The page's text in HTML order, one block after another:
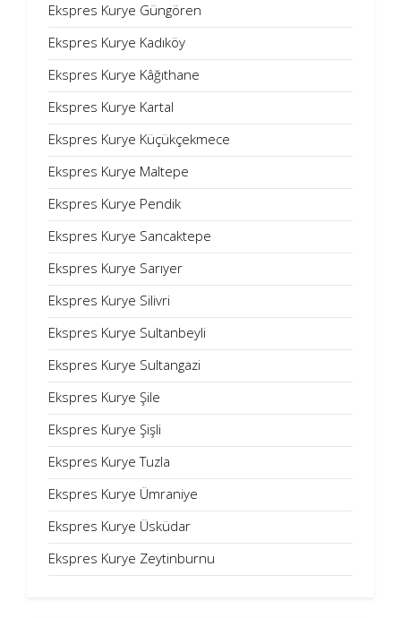
Ekspres Kurye Güngören
Ekspres Kurye Kadıköy
Ekspres Kurye Kâğıthane
Ekspres Kurye Kartal
Ekspres Kurye Küçükçekmece
Ekspres Kurye Maltepe
Ekspres Kurye Pendik
Ekspres Kurye Sancaktepe
Ekspres Kurye Sarıyer
Ekspres Kurye Silivri
Ekspres Kurye Sultanbeyli
Ekspres Kurye Sultangazi
Ekspres Kurye Şile
Ekspres Kurye Şişli
Ekspres Kurye Tuzla
Ekspres Kurye Ümraniye
Ekspres Kurye Üsküdar
Ekspres Kurye Zeytinburnu